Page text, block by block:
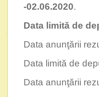
-02.06.2020.
Data limită de
Data anunţării
Data limită de
Data anunţării